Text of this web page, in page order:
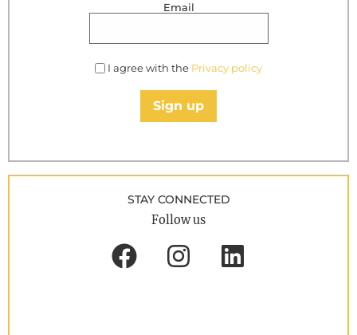
Email
I agree with the Privacy policy
Sign up
STAY CONNECTED
Follow us